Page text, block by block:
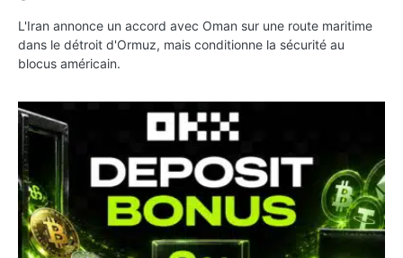
L'Iran annonce un accord avec Oman sur une route maritime
dans le détroit d'Ormuz, mais conditionne la sécurité au
blocus américain.
OKX relance une campagne Deposit Bonus : jusqu’à 5